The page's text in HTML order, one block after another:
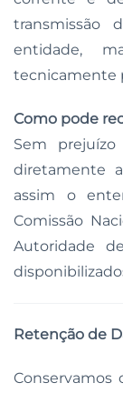
transmissão
entidade,
tecnicamente
Como pode
Sem
diretamente
assim o
Comissão
Autoridade
Retenção de
Conservamos